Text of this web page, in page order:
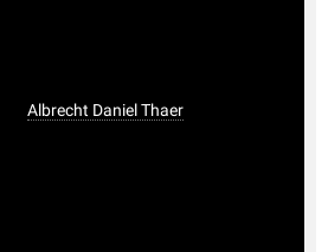
Albrecht Daniel Thaer